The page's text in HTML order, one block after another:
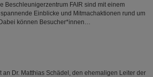
Beschleunigerzentrum FAIR sind mit einem
Einblicke und Mitmachaktionen rund um
können Besucher*innen…
Dr. Matthias Schädel, den ehemaligen Leiter der